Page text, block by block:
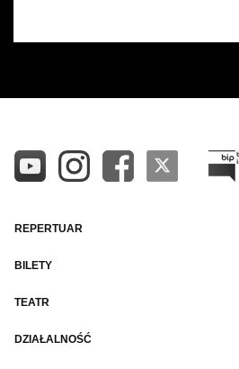
REPERTUAR
BILETY
TEATR
DZIAŁALNOŚĆ